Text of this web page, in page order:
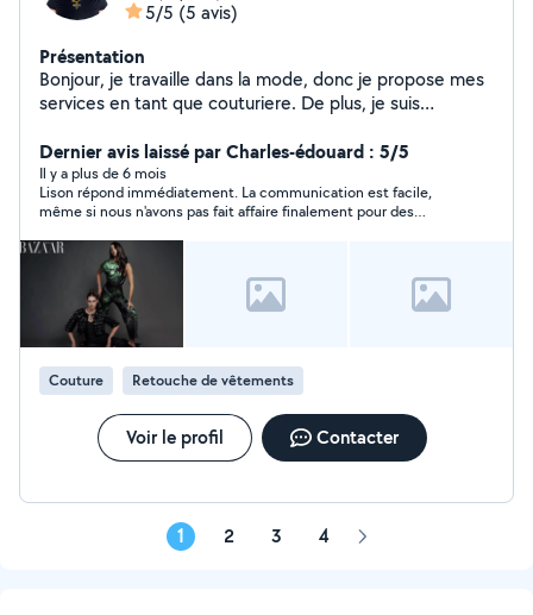
5/5 (5 avis)
Présentation
Bonjour, je travaille dans la mode, donc je propose mes
services en tant que couturiere. De plus, je suis
d'enfants. J'adore les animaux et c'est un plaisir pour moi
d'en garder. Je reste disponible
Dernier avis laissé par Charles-édouard : 5/5
Il y a plus de 6 mois
Lison répond immédiatement. La communication est facile,
même si nous n'avons pas fait affaire finalement pour des
Couture Retouche de vêtements
Voir le profil Contacter
1 2 3 4 Page